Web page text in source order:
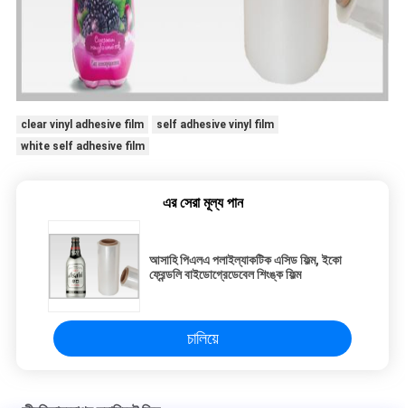
clear vinyl adhesive film
self adhesive vinyl film
white self adhesive film
এর সেরা মূল্য পান
আসাহি পিএলএ পলাইল্যাকটিক এসিড ফিল্ম, ইকো
ফ্রেন্ডলি বাইডোগ্রেডেবেল শিংঙ্ক ফিল্ম
চালিয়ে